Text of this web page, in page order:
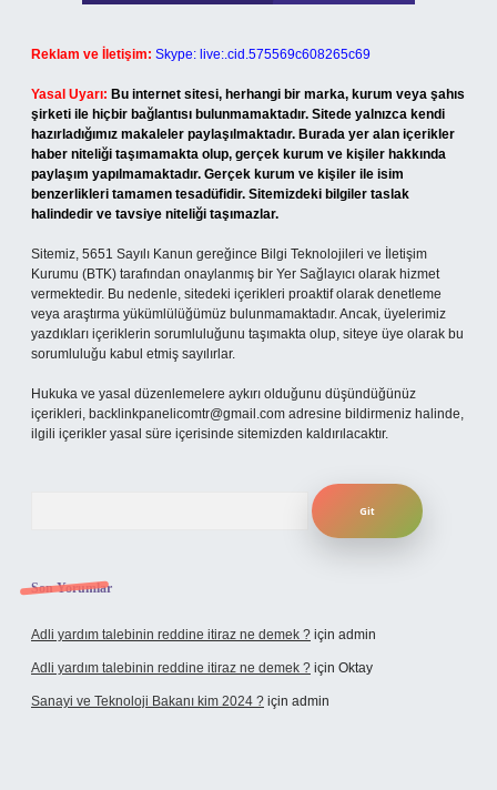
Reklam ve İletişim: Skype: live:.cid.575569c608265c69
Yasal Uyarı: Bu internet sitesi, herhangi bir marka, kurum veya şahıs
şirketi ile hiçbir bağlantısı bulunmamaktadır. Sitede yalnızca kendi
hazırladığımız makaleler paylaşılmaktadır. Burada yer alan içerikler
haber niteliği taşımamakta olup, gerçek kurum ve kişiler hakkında
paylaşım yapılmamaktadır. Gerçek kurum ve kişiler ile isim
benzerlikleri tamamen tesadüfidir. Sitemizdeki bilgiler taslak
halindedir ve tavsiye niteliği taşımazlar.
Sitemiz, 5651 Sayılı Kanun gereğince Bilgi Teknolojileri ve İletişim
Kurumu (BTK) tarafından onaylanmış bir Yer Sağlayıcı olarak hizmet
vermektedir. Bu nedenle, sitedeki içerikleri proaktif olarak denetleme
veya araştırma yükümlülüğümüz bulunmamaktadır. Ancak, üyelerimiz
yazdıkları içeriklerin sorumluluğunu taşımakta olup, siteye üye olarak bu
sorumluluğu kabul etmiş sayılırlar.
Hukuka ve yasal düzenlemelere aykırı olduğunu düşündüğünüz
içerikleri, backlinkpanelicomtr@gmail.com adresine bildirmeniz halinde,
ilgili içerikler yasal süre içerisinde sitemizden kaldırılacaktır.
Son Yorumlar
Adli yardım talebinin reddine itiraz ne demek ? için admin
Adli yardım talebinin reddine itiraz ne demek ? için Oktay
Sanayi ve Teknoloji Bakanı kim 2024 ? için admin